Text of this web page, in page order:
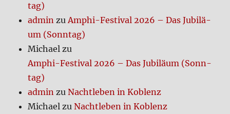
tag)
admin zuAmphi-Festi­val 2026 – Das Jubi­lä­
um (Sonn­tag)
Michael zu
Amphi-Festi­val 2026 – Das Jubi­lä­um (Sonn­
tag)
admin zuNacht­le­ben in Koblenz
Michael zuNacht­le­ben in Koblenz